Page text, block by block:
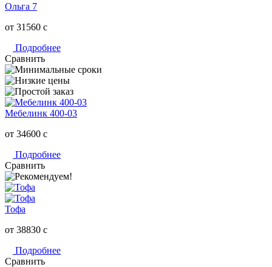
Ольга 7
от 31560 c
Подробнее
Сравнить
Мебелинк 400-03
от 34600 c
Подробнее
Сравнить
Тофа
от 38830 c
Подробнее
Сравнить